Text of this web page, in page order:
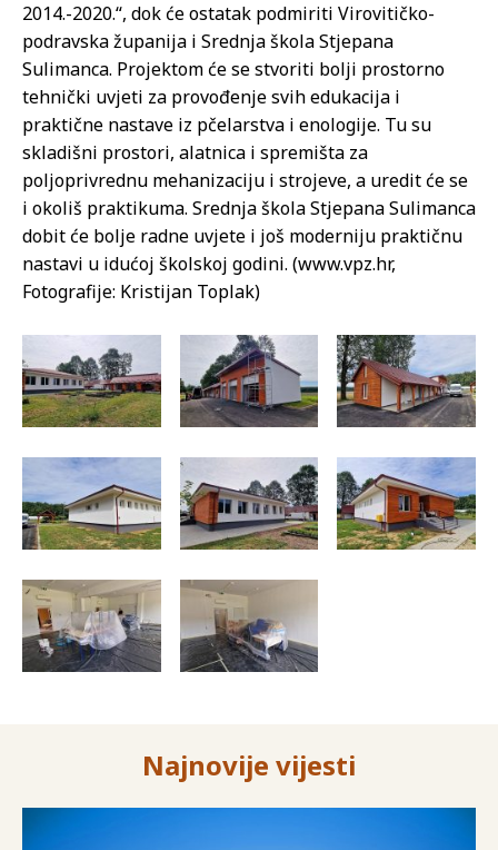
2014.-2020.“, dok će ostatak podmiriti Virovitičko-
podravska županija i Srednja škola Stjepana
Sulimanca. Projektom će se stvoriti bolji prostorno
tehnički uvjeti za provođenje svih edukacija i
praktične nastave iz pčelarstva i enologije. Tu su
skladišni prostori, alatnica i spremišta za
poljoprivrednu mehanizaciju i strojeve, a uredit će se
i okoliš praktikuma. Srednja škola Stjepana Sulimanca
dobit će bolje radne uvjete i još moderniju praktičnu
nastavi u idućoj školskoj godini. (www.vpz.hr,
Fotografije: Kristijan Toplak)
Najnovije vijesti